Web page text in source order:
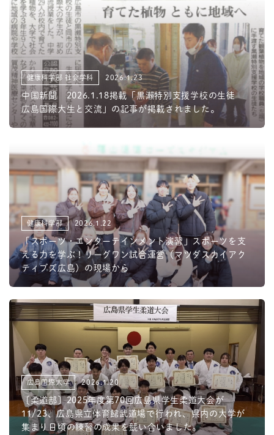
健康科学部 社会学科 2026.1.23
中国新聞 2026.1.18掲載「黒瀨特別支援学校の生徒
広島国際大生と交流」の記事が掲載されました。
健康科学部 2026.1.22
「スポーツ・エンターテインメント演習」スポーツを支
える力を学ぶ！リーグワン試合運営（マツダスカイアク
ティブズ広島）の現場から
広島国際大学 2026.1.20
〔柔道部〕2025年度第70回広島県学生柔道大会が
11/23、広島県立体育館武道場で行われ、県内の大学が
集まり日頃の練習の成果を競い合いました。